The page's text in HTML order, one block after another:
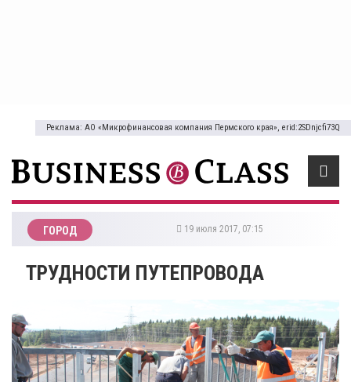
Реклама: АО «Микрофинансовая компания Пермского края», erid:2SDnjcfi73Q
ГОРОД 19 июля 2017, 07:15
ТРУДНОСТИ ПУТЕПРОВОДА